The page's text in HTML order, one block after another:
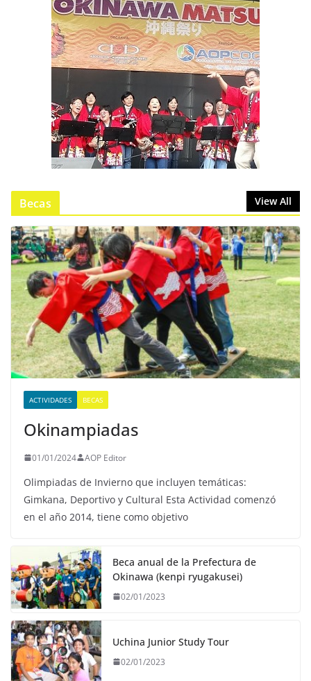
Becas View All
ACTIVIDADES BECAS
Okinampiadas
01/01/2024 AOP Editor
Olimpiadas de Invierno que incluyen temáticas:
Gimkana, Deportivo y Cultural Esta Actividad comenzó
en el año 2014, tiene como objetivo
Beca anual de la Prefectura de
Okinawa (kenpi ryugakusei)
02/01/2023
Uchina Junior Study Tour
02/01/2023